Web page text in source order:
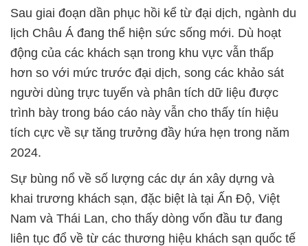
Sau giai đoạn dần phục hồi kể từ đại dịch, ngành du
lịch Châu Á đang thể hiện sức sống mới. Dù hoạt
động của các khách sạn trong khu vực vẫn thấp
hơn so với mức trước đại dịch, song các khảo sát
người dùng trực tuyến và phân tích dữ liệu được
trình bày trong báo cáo này vẫn cho thấy tín hiệu
tích cực về sự tăng trưởng đầy hứa hẹn trong năm
2024.
Sự bùng nổ về số lượng các dự án xây dựng và
khai trương khách sạn, đặc biệt là tại Ấn Độ, Việt
Nam và Thái Lan, cho thấy dòng vốn đầu tư đang
liên tục đổ về từ các thương hiệu khách sạn quốc tế